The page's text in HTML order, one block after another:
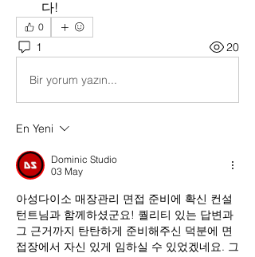
다!
0
1 20
Bir yorum yazın...
En Yeni
Dominic Studio
03 May
아성다이소 매장관리 면접 준비에 확신 컨설
턴트님과 함께하셨군요! 퀄리티 있는 답변과
그 근거까지 탄탄하게 준비해주신 덕분에 면
접장에서 자신 있게 임하실 수 있었겠네요. 그